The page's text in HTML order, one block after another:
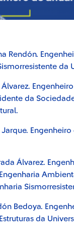
Rendón.
da
da
Jarque.
Álvarez.
Bedoya.
da